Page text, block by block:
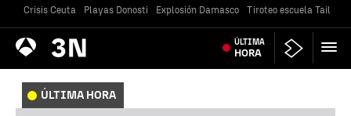
Crisis Ceuta Playas Donosti Explosión Damasco Tiroteo escuela
Antena
3 Noticias ÚLTIMA
HORA
ÚLTIMA HORA